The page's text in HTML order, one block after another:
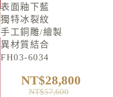
表面釉下藍
獨特冰裂紋
手工銅雕/繪製
異材質結合
FH03-6034
NT$57,600
NT$28,800